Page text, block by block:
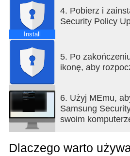
Install
4. Pobierz i
Security Policy
5. Po
ikonę, aby
6. Użyj MEmu,
Samsung
swoim
Dlaczego warto